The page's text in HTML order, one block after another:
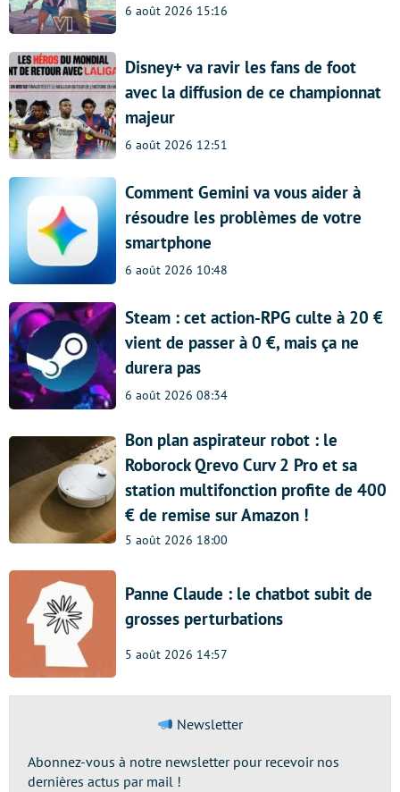
6 août 2026 15:16
Disney+ va ravir les fans de foot
avec la diffusion de ce championnat
majeur
6 août 2026 12:51
Comment Gemini va vous aider à
résoudre les problèmes de votre
smartphone
6 août 2026 10:48
Steam : cet action-RPG culte à 20 €
vient de passer à 0 €, mais ça ne
durera pas
6 août 2026 08:34
Bon plan aspirateur robot : le
Roborock Qrevo Curv 2 Pro et sa
station multifonction profite de 400
€ de remise sur Amazon !
5 août 2026 18:00
Panne Claude : le chatbot subit de
grosses perturbations
5 août 2026 14:57
Newsletter
Abonnez-vous à notre newsletter pour recevoir nos
dernières actus par mail !